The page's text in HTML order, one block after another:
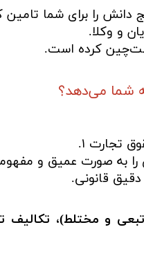
را برای شما تامین
و وکلا.
کرده است.
شما می‌دهد؟
تجارت ۱.
به صورت عمیق و
قانونی.
و مختلط)، تکالیف